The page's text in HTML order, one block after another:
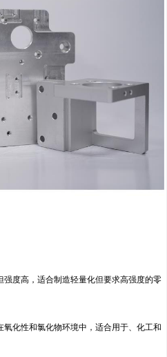
度高，适合制造轻量化但要求高强度的零
化性和氯化物环境中，适合用于、化工和